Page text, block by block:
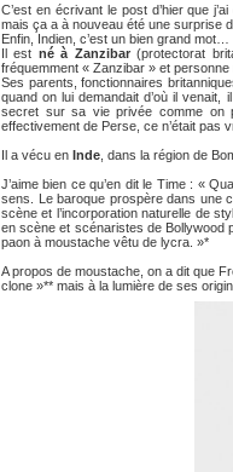
C’est en écrivant le post d’hier que
mais ça a à nouveau été une surprise
Enfin, Indien, c’est un bien grand mot…
Il est né à Zanzibar(protectorat
fréquemment « Zanzibar » et personne
Ses parents, fonctionnaires
quand on lui demandait d’où il
secret sur sa vie privée comme on
effectivement de Perse, ce n’était pas
Il a vécu en Inde , dans la région de
J’aime bien ce qu’en dit le Time : «
sens. Le baroque prospère dans une
scène et l’incorporation naturelle de
en scène et scénaristes de Bollywood
paon à moustache vêtu de lycra. »*
A propos de moustache, on a dit que
clone »** mais à la lumière de ses